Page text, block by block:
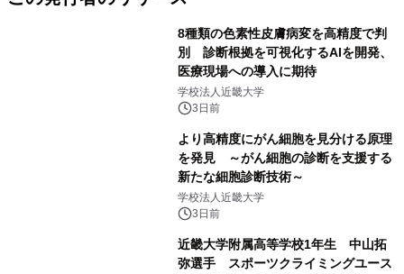
8種類の色素性皮膚病変を高精度で判
別 診断根拠を可視化するAIを開発、
医療現場への導入に期待
学校法人近畿大学
3日前
より高精度にがん細胞を見分ける原理
を発見 ～がん細胞の診断を支援する
新たな細胞診断技術～
学校法人近畿大学
3日前
近畿大学附属高等学校1年生 中山拓
弥選手 スポーツクライミングユース